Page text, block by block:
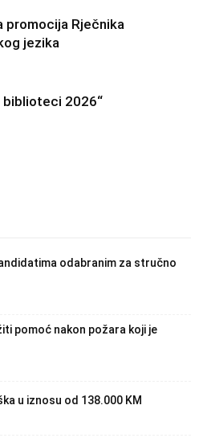
promocija Rječnika
jezika
biblioteci 2026“
odabranim za stručno
pomoć nakon požara koji je
u iznosu od 138.000 KM